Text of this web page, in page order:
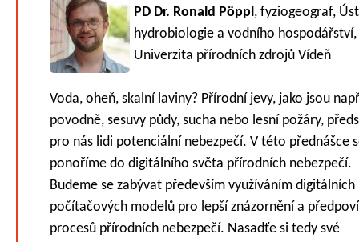
PD Dr. Ronald Pöppl, fyziogeograf,
hydrobiologie a vodního hospodářství,
Univerzita přírodních zdrojů Vídeň
Voda, oheň, skalní laviny? Přírodní jevy, jako jsou
povodně, sesuvy půdy, sucha nebo lesní požáry,
pro nás lidi potenciální nebezpečí. V této přednášce
ponoříme do digitálního světa přírodních nebezpečí.
Budeme se zabývat především využíváním digitálních
počítačových modelů pro lepší znázornění a
procesů přírodních nebezpečí. Nasadťe si tedy své